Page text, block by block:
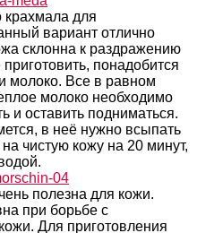
крахмала для
вариант отлично
склонна к раздражению
понадобится
молоко. Все в равном
молоко необходимо
и оставить подниматься.
в неё нужно всыпать
чистую кожу на 20 минут,
полезна для кожи.
при борьбе с
Для приготовления